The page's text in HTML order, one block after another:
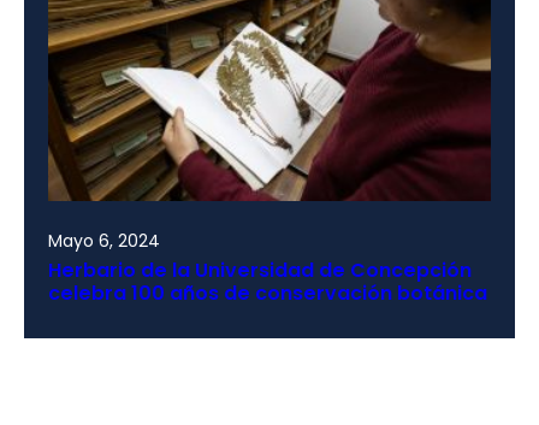
Mayo 6, 2024
Herbario de la Universidad de Concepción
celebra 100 años de conservación botánica